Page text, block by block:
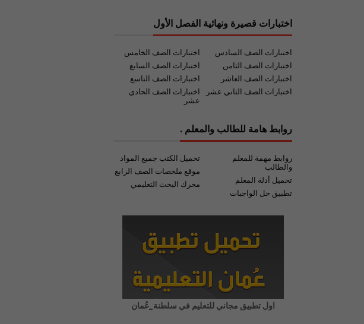
اختبارات قصيرة ونهائية الفصل الأول
اختبارات الصف الخامس
اختبارات الصف السادس
اختبارات الصف السابع
اختبارات الصف الثامن
اختبارات الصف التاسع
اختبارات الصف العاشر
اختبارات الصف الحادي
عشر
اختبارات الصف الثاني عشر
روابط هامة للطالب والمعلم .
تحميل الكتب جميع المواد
روابط مهمة للمعلم
والطالب
موقع ملخصات الصف الرابع
تحميل أدلة المعلم
محرك البحث التعليمي
تطبيق حل الواجبات
اول تطبيق مجاني للتعليم في سلطنة_عُمان